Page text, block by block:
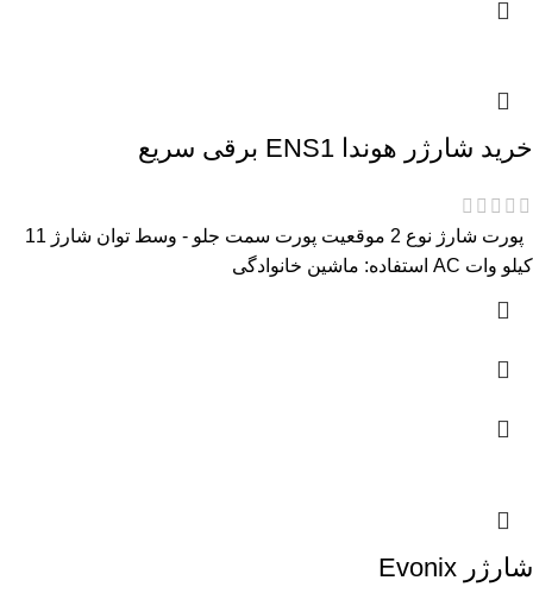
خرید شارژر هوندا ENS1 برقی سریع
پورت شارژ نوع 2 موقعیت پورت سمت جلو - وسط
توان شارژ 11
کیلو وات AC
استفاده: ماشین خانوادگی
شارژر Evonix